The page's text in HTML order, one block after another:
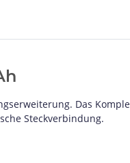
Das
Steckverbindung.